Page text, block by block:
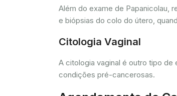
Além do exame de Papanicolau,
e biópsias do colo do útero,
Citologia Vaginal
A citologia vaginal é outro tipo
condições pré-cancerosas.